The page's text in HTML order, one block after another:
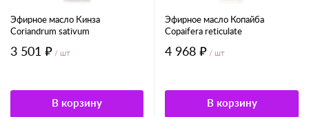
Эфирное масло Кинза
Coriandrum sativum
3 501 ₽ / шт
В корзину
Эфирное масло Копайба
Copaifera reticulate
4 968 ₽ / шт
В корзину